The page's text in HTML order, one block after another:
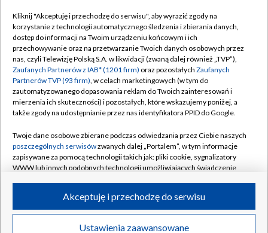
TVP
Abonament TVP
Emisja w TVP
Centrum informacji TVP
Naziemna Telewizja Cyfrowa
Rada Programowa
System NOS
Informacje o nadawcy
Program dla prasy
Regulamin TVP
Polityka prywatności
Moje zgody
Pomoc
Kontakt
Kanały
©2026 Telewizja Polska S.A. w likwidacji
Kliknij "Akceptuję i przechodzę do serwisu", aby wyrazić zgody na
korzystanie z technologii automatycznego śledzenia i zbierania danych,
dostęp do informacji na Twoim urządzeniu końcowym i ich
przechowywanie oraz na przetwarzanie Twoich danych osobowych przez
nas, czyli Telewizję Polską S.A. w likwidacji (zwaną dalej również „TVP”),
Zaufanych Partnerów z IAB* (1201 firm) oraz pozostałych Zaufanych
Partnerów TVP (93 firm), w celach marketingowych (w tym do
zautomatyzowanego dopasowania reklam do Twoich zainteresowań i
mierzenia ich skuteczności) i pozostałych, które wskazujemy poniżej, a
także zgody na udostępnianie przez nas identyfikatora PPID do Google.
Twoje dane osobowe zbierane podczas odwiedzania przez Ciebie naszych
poszczególnych serwisówzwanych dalej „Portalem”, w tym informacje
zapisywane za pomocą technologii takich jak: pliki cookie, sygnalizatory
WWW lub innych podobnych technologii umożliwiających świadczenie
ruchu w Internecie.
Twoje dane osobowe zbierane podczas odwiedzania przez Ciebie
Ustawienia zaawansowane
Akceptuję i przechodzę do serwisu